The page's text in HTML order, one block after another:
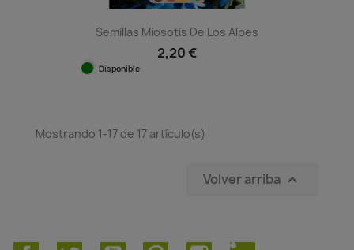
Semillas Miosotis De Los Alpes
2,20 €
Disponible
Mostrando 1-17 de 17 artículo(s)
Volver arriba 